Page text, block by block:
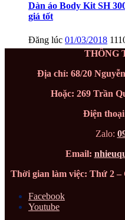
Dàn áo Body Kit SH
giá tốt
Đăng lúc 01/03/2018
THÔNG
Địa chỉ: 68/20
Hoặc: 269 Trần
Điện
Zalo:
Email:
Thời gian làm việc: Thứ 2
Facebook
Youtube